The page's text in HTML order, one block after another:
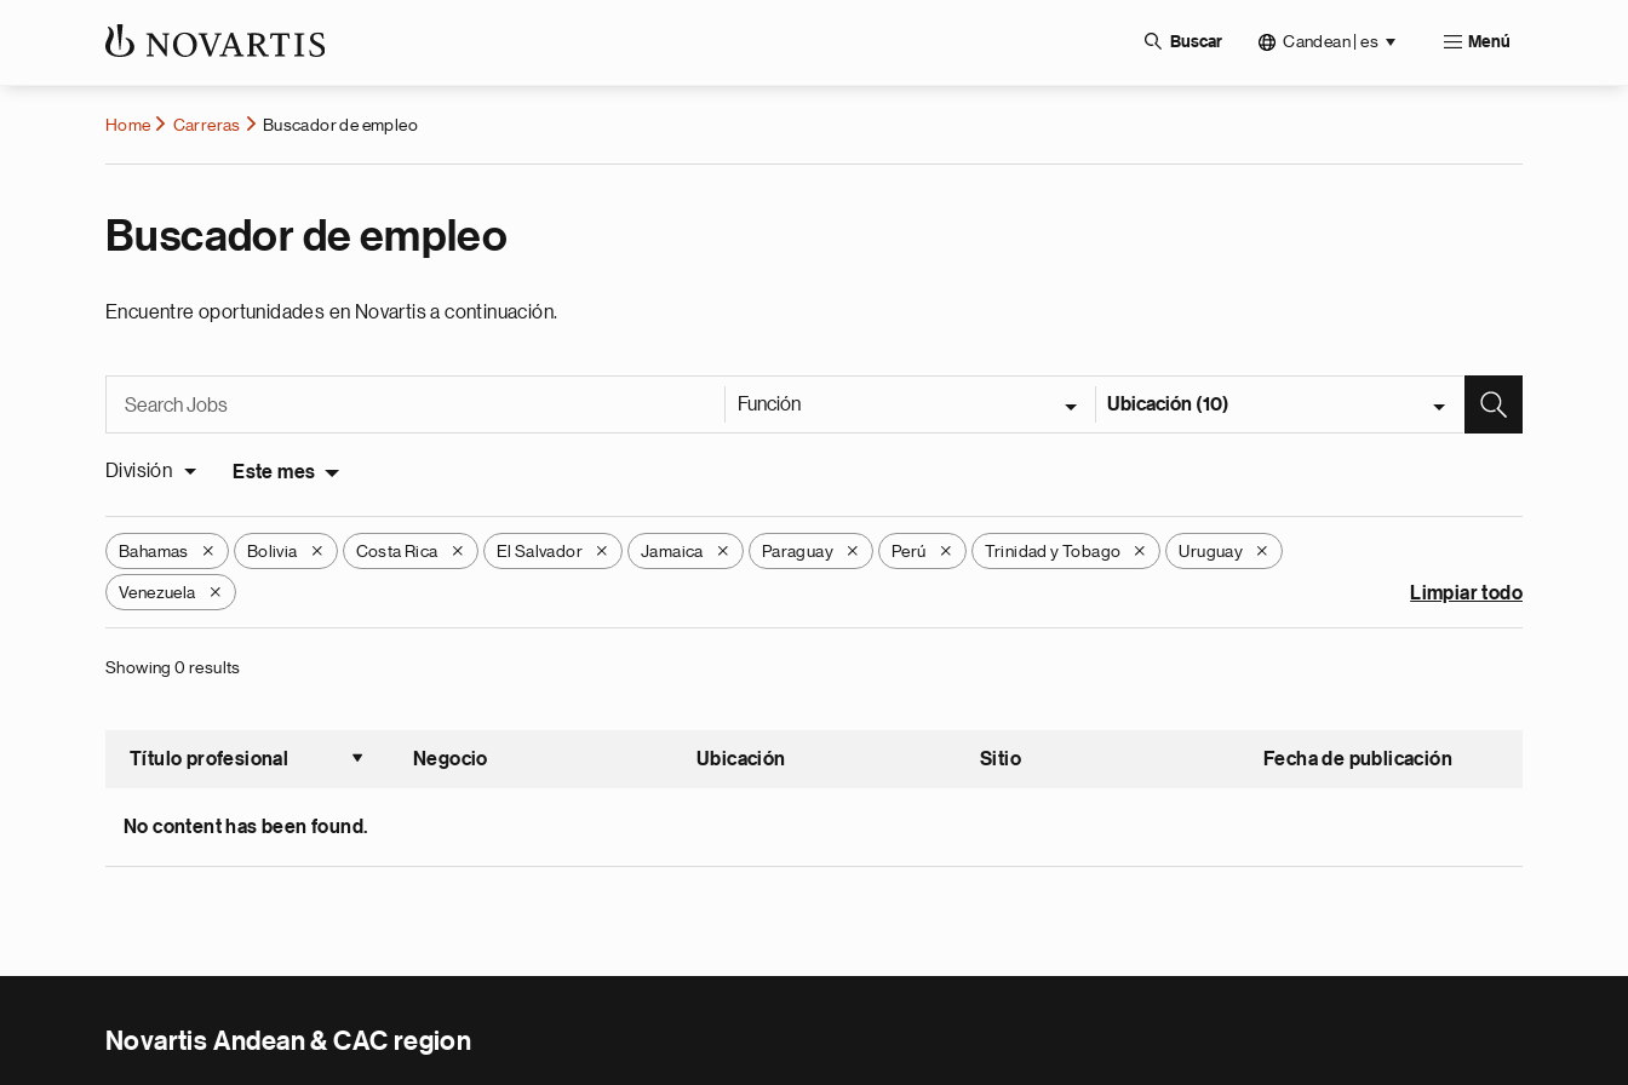
Buscar Candean | es Menú
Home Carreras Buscador de empleo
Buscador de empleo
Encuentre oportunidades en Novartis a continuación.
Función Ubicación (10)
División Este mes
Bahamas X Bolivia X Costa Rica X El Salvador X Jamaica X Paraguay X Perú X Trinidad y Tobago X Uruguay X
Venezuela X Limpiar todo
Showing 0 results
Título profesional
Ordenar ascendente
Negocio Ubicación Sitio Fecha de publicación
No content has been found.
Novartis Andean & CAC region